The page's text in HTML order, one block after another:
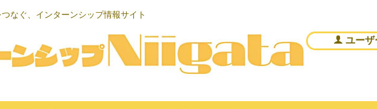
なぐ、インターンシップ情報サイト
ユーザ